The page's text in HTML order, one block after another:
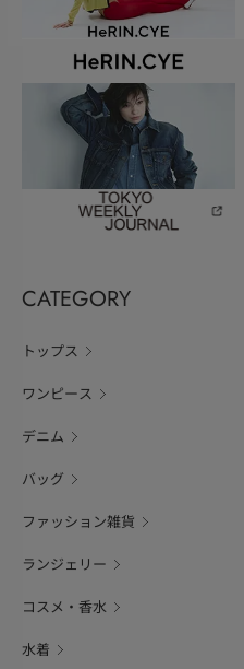
CATEGORY
トップス
ワンピース
デニム
バッグ
ファッション雑貨
ランジェリー
コスメ・香水
水着